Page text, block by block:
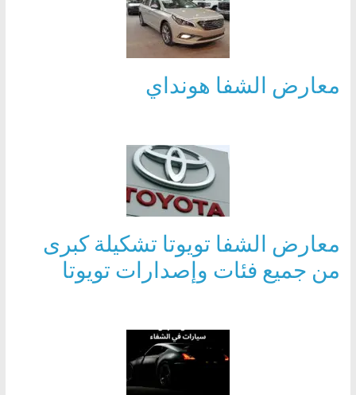
معارض الشفا هونداي
معارض الشفا تويوتا تشكيلة كبرى
من جميع فئات وإصدارات تويوتا